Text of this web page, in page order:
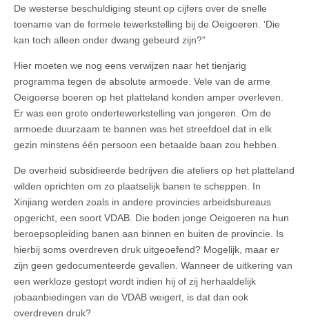
De westerse beschuldiging steunt op cijfers over de snelle
toename van de formele tewerkstelling bij de Oeigoeren. ‘Die
kan toch alleen onder dwang gebeurd zijn?”
Hier moeten we nog eens verwijzen naar het tienjarig
programma tegen de absolute armoede. Vele van de arme
Oeigoerse boeren op het platteland konden amper overleven.
Er was een grote ondertewerkstelling van jongeren. Om de
armoede duurzaam te bannen was het streefdoel dat in elk
gezin minstens één persoon een betaalde baan zou hebben.
De overheid subsidieerde bedrijven die ateliers op het platteland
wilden oprichten om zo plaatselijk banen te scheppen. In
Xinjiang werden zoals in andere provincies arbeidsbureaus
opgericht, een soort VDAB. Die boden jonge Oeigoeren na hun
beroepsopleiding banen aan binnen en buiten de provincie. Is
hierbij soms overdreven druk uitgeoefend? Mogelijk, maar er
zijn geen gedocumenteerde gevallen. Wanneer de uitkering van
een werkloze gestopt wordt indien hij of zij herhaaldelijk
jobaanbiedingen van de VDAB weigert, is dat dan ook
overdreven druk?